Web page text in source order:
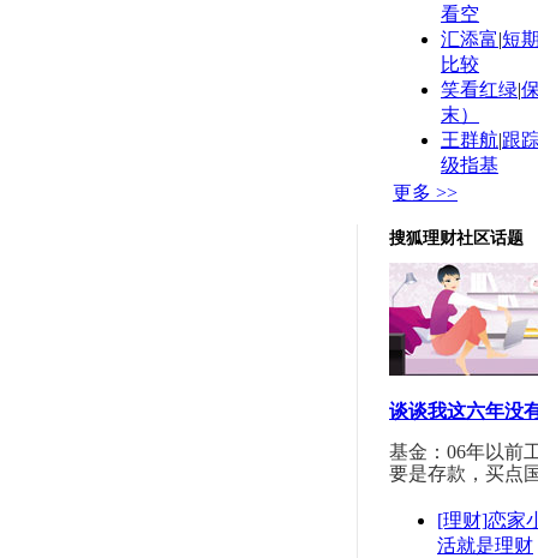
看空
汇添富|短
比较
笑看红绿|
末）
王群航|跟
级指基
更多 >>
搜狐理财社区话题
谈谈我这六年没
基金：06年以前
要是存款，买
[理财]恋家
活就是理财